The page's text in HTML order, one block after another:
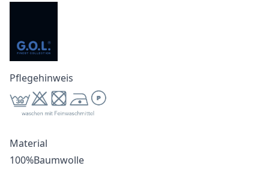
Pflegehinweis
Material
100%Baumwolle